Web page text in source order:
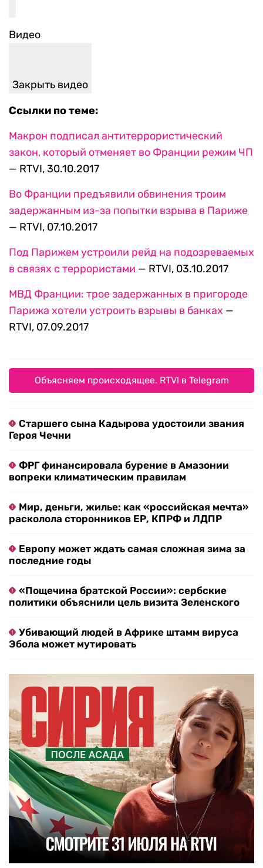
Видео
Закрыть видео
Ссылки по теме:
Макрон подписал антитеррористический
закон, который отменяет во Франции режим ЧП
— RTVI, 30.10.2017
Во Франции предъявили обвинения троим
задержанным из-за попытки взрыва в Париже
— RTVI, 07.10.2017
Под Парижем устроили рейд на подозреваемых
в связях с террористами — RTVI, 03.10.2017
МВД Франции: трое задержанных в пригороде
Парижа хотели устроить взрывы в банках —
RTVI, 07.09.2017
Объясняем происходящее. RTVI в Telegram
Старшего сына Кадырова удостоили звания
Героя Чечни
ФРГ финансировала бурение в Амазонии
вопреки климатическим правилам
Мир, деньги, жилье: как «российская мечта»
расколола сторонников ЕР, КПРФ и ЛДПР
Европу может ждать самая сложная зима за
последние годы
«Пощечина братской России»: сербские
политики объяснили цель визита Зеленского
Убивающий людей в Африке штамм вируса
Эбола может мутировать